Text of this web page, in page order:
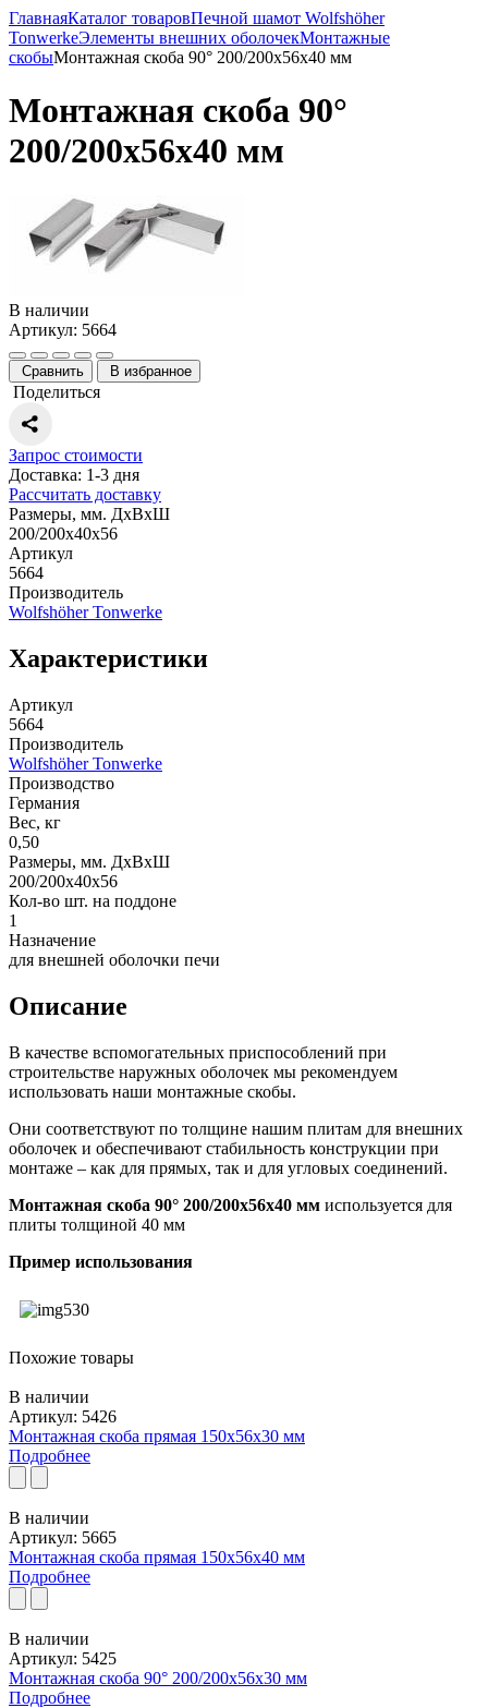
ГлавнаяКаталог товаровПечной шамот Wolfshöher
TonwerkeЭлементы внешних оболочекМонтажные
скобыМонтажная скоба 90° 200/200х56х40 мм
Монтажная скоба 90°
200/200х56х40 мм
В наличии
Артикул: 5664
Сравнить В избранное
Поделиться
Запрос стоимости
Доставка: 1-3 дня
Рассчитать доставку
Размеры, мм. ДхВхШ
200/200x40x56
Артикул
5664
Производитель
Wolfshöher Tonwerke
Характеристики
Артикул
5664
Производитель
Wolfshöher Tonwerke
Производство
Германия
Вес, кг
0,50
Размеры, мм. ДхВхШ
200/200x40x56
Кол-во шт. на поддоне
1
Назначение
для внешней оболочки печи
Описание
В качестве вспомогательных приспособлений при
строительстве наружных оболочек мы рекомендуем
использовать наши монтажные скобы.
Они соответствуют по толщине нашим плитам для внешних
оболочек и обеспечивают стабильность конструкции при
монтаже – как для прямых, так и для угловых соединений.
Монтажная скоба 90° 200/200x56x40 мм используется для
плиты толщиной 40 мм
Пример использования
Похожие товары
В наличии
Артикул: 5426
Монтажная скоба прямая 150х56х30 мм
Подробнее
В наличии
Артикул: 5665
Монтажная скоба прямая 150х56х40 мм
Подробнее
В наличии
Артикул: 5425
Монтажная скоба 90° 200/200x56x30 мм
Подробнее